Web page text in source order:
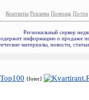
Контакты Реклама Помощь Почта
Региональный сервер
информацию о продаже
материалы, новости,
{foter}